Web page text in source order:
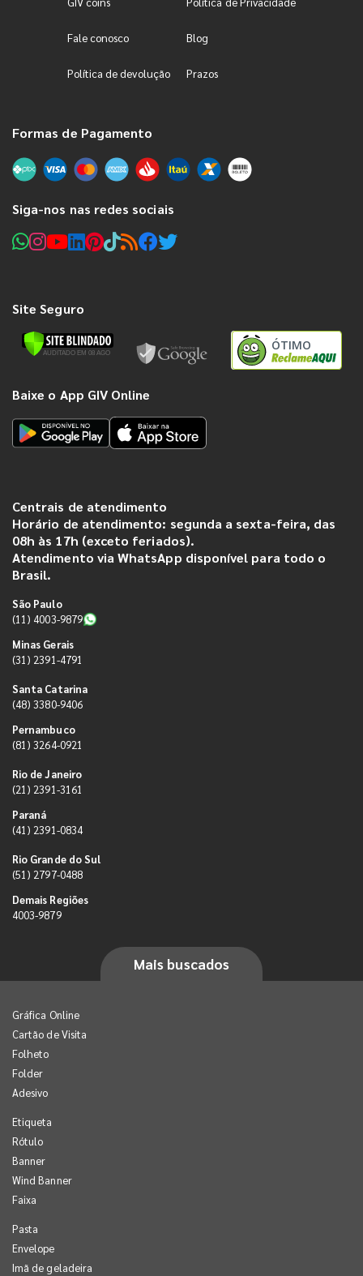
Fale conosco Blog
Política de devolução Prazos
Formas de Pagamento
Siga-nos nas redes sociais
Site Seguro
ÓTIMO
Baixe o App GIV Online
Centrais de atendimento
Horário de atendimento: segunda a sexta-feira, das
08h às 17h (exceto feriados).
Atendimento via WhatsApp disponível para todo o
Brasil.
São Paulo
(11) 4003-9879
Minas Gerais
(31) 2391-4791
Santa Catarina
(48) 3380-9406
Pernambuco
(81) 3264-0921
Rio de Janeiro
(21) 2391-3161
Paraná
(41) 2391-0834
Rio Grande do Sul
(51) 2797-0488
Demais Regiões
4003-9879
Mais buscados
Gráfica Online
Cartão de Visita
Folheto
Folder
Adesivo
Etiqueta
Rótulo
Banner
Wind Banner
Faixa
Pasta
Envelope
Imã de geladeira